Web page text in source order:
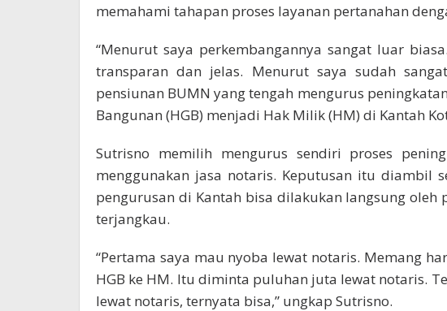
memahami tahapan proses layanan pertanahan
“Menurut saya perkembangannya sangat luar
transparan dan jelas. Menurut saya sudah
pensiunan BUMN yang tengah mengurus
Bangunan (HGB) menjadi Hak Milik (HM) di Kantah
Sutrisno memilih mengurus sendiri proses
menggunakan jasa notaris. Keputusan itu diambil
pengurusan di Kantah bisa dilakukan langsung oleh
terjangkau.
“Pertama saya mau nyoba lewat notaris. Memang
HGB ke HM. Itu diminta puluhan juta lewat notaris.
lewat notaris, ternyata bisa,” ungkap Sutrisno.